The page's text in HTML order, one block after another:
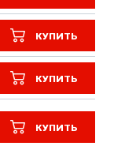
КУПИТЬ
КУПИТЬ
КУПИТЬ